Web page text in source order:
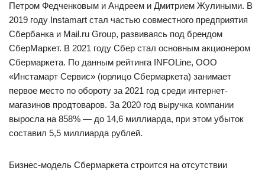
Петром Федченковым и Андреем и Дмитрием Жулиными. В
2019 году Instamart стал частью совместного предприятия
Сбербанка и Mail.ru Group, развиваясь под брендом
СберМаркет. В 2021 году Сбер стал основным акционером
Сбермаркета. По данным рейтинга INFOLine, ООО
«Инстамарт Сервис» (юрлицо Сбермаркета) занимает
первое место по обороту за 2021 год среди интернет-
магазинов продтоваров. За 2020 год выручка компании
выросла на 858% — до 14,6 миллиарда, при этом убыток
составил 5,5 миллиарда рублей.
Бизнес-модель Сбермаркета строится на отсутствии